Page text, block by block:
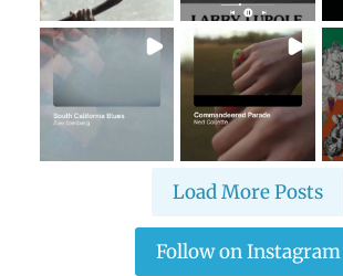
Load More Posts
Follow on Instagram